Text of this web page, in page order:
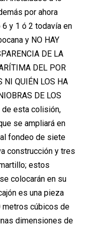
por ahora
y 1 ó 2 todavía en
y NO HAY
DE LA
DEL POR
NI QUIÉN LOS HA
DE LOS
de esta colisión,
se ampliará en
fondeo de siete
construcción y tres
estos
colocarán en su
es una pieza
metros cúbicos de
dimensiones de